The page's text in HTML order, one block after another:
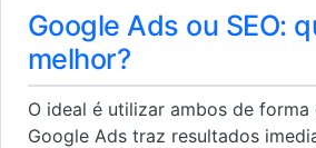
Google Ads ou SEO:
melhor?
O ideal é utilizar ambos de forma
Google Ads traz resultados